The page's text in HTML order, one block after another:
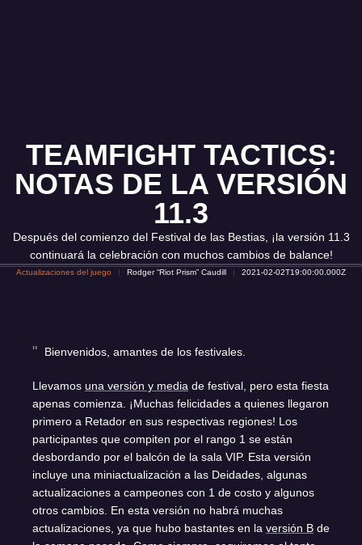
TEAMFIGHT TACTICS:
NOTAS DE LA VERSIÓN
11.3
Después del comienzo del Festival de las Bestias, ¡la versión 11.3
continuará la celebración con muchos cambios de balance!
Actualizaciones del juego Rodger “Riot Prism” Caudill 2021-02-02T19:00:00.000Z
Bienvenidos, amantes de los festivales.
Llevamos una versión y media de festival, pero esta fiesta
apenas comienza. ¡Muchas felicidades a quienes llegaron
primero a Retador en sus respectivas regiones! Los
participantes que compiten por el rango 1 se están
desbordando por el balcón de la sala VIP. Esta versión
incluye una miniactualización a las Deidades, algunas
actualizaciones a campeones con 1 de costo y algunos
otros cambios. En esta versión no habrá muchas
actualizaciones, ya que hubo bastantes en la versión B de